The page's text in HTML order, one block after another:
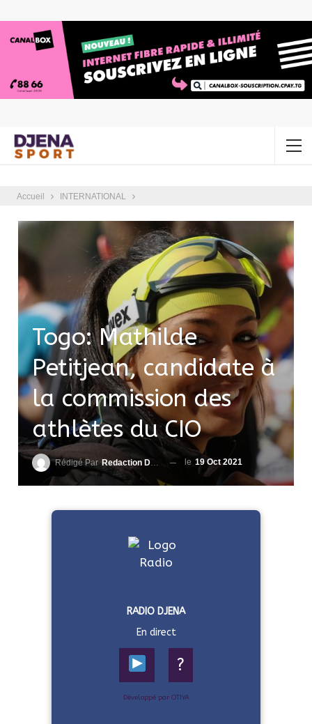
Accueil INTERNATIONAL
Togo: Mathilde
Petitjean, candidate à
la commission des
athlètes du CIO
Rédigé Par Redaction DjenaSport le 19 Oct 2021
RADIO DJENA
En direct
?
Développé par OTIYA